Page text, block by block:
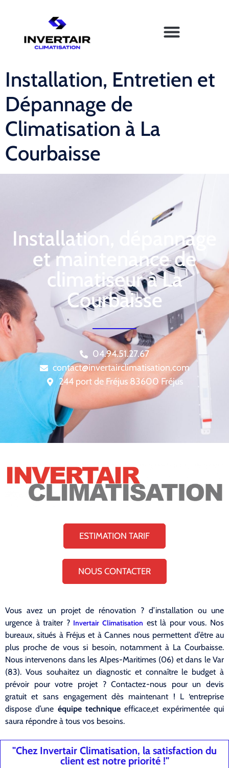
Installation, Entretien et
Dépannage de
Climatisation à La
Courbaisse
Installation, dépannage
et maintenance de
climatiseur à La
Courbaisse
04.94.51.27.67
contact@invertairclimatisation.com
244 port de Fréjus 83600 Fréjus
ESTIMATION TARIF
NOUS CONTACTER
Vous avez un projet de rénovation ? d’installation ou une
urgence à traiter ? Invertair Climatisation est là pour vous. Nos
bureaux, situés à Fréjus et à Cannes nous permettent d’être au
plus proche de vous si besoin, notamment à La Courbaisse.
Nous intervenons dans les Alpes-Maritimes (06) et dans le Var
(83). Vous souhaitez un diagnostic et connaître le budget à
prévoir pour votre projet ? Contactez-nous pour un devis
gratuit et sans engagement dès maintenant ! L ‘entreprise
dispose d’une équipe technique efficace,et expérimentée qui
saura répondre à tous vos besoins.
"Chez Invertair Climatisation, la satisfaction du
client est notre priorité !"